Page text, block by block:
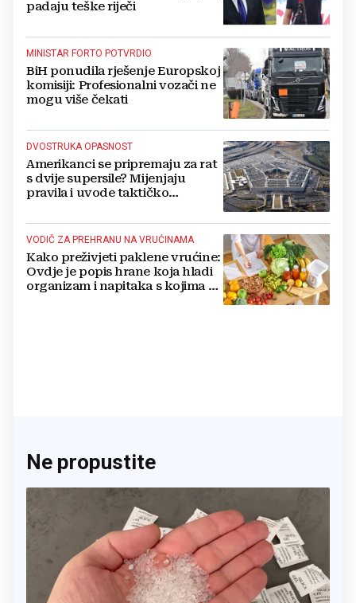
padaju teške riječi
MINISTAR FORTO POTVRDIO
BiH ponudila rješenje Europskoj
komisiji: Profesionalni vozači ne
mogu više čekati
DVOSTRUKA OPASNOST
Amerikanci se pripremaju za rat
s dvije supersile? Mijenjaju
pravila i uvode taktičko
VODIČ ZA PREHRANU NA VRUĆINAMA
Kako preživjeti paklene vrućine:
Ovdje je popis hrane koja hladi
organizam i napitaka s kojima si
Ne propustite